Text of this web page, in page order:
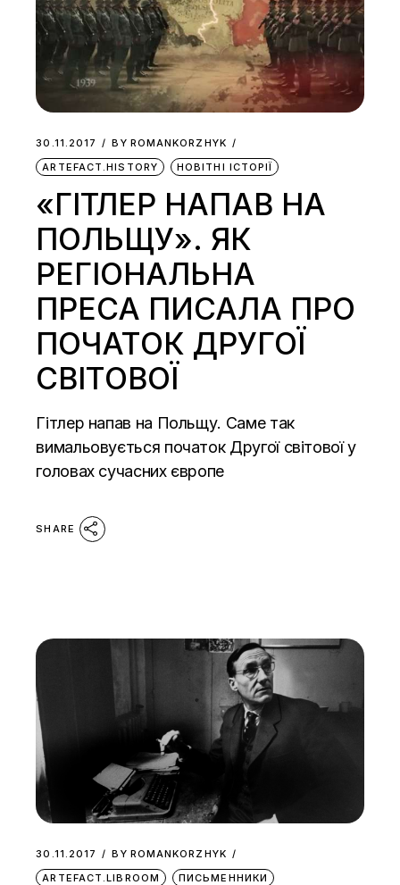
30.11.2017 BY ROMANKORZHYK
ARTEFACT.HISTORY
НОВІТНІ ІСТОРІЇ
«ГІТЛЕР НАПАВ НА
ПОЛЬЩУ». ЯК
РЕГІОНАЛЬНА
ПРЕСА ПИСАЛА ПРО
ПОЧАТОК ДРУГОЇ
СВІТОВОЇ
Гітлер напав на Польщу. Саме так
вимальовується початок Другої світової у
головах сучасних європе
SHARE
30.11.2017 BY ROMANKORZHYK
ARTEFACT.LIBROOM
ПИСЬМЕННИКИ